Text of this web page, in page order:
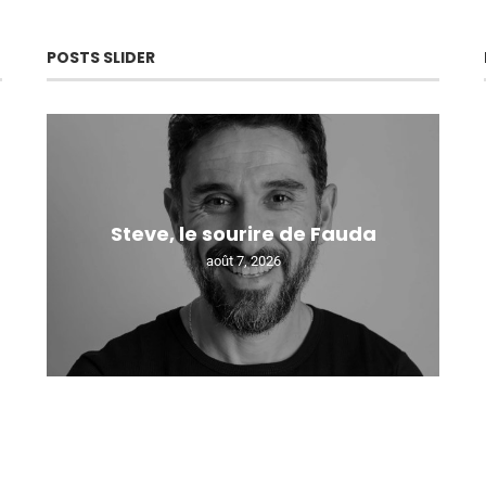
POSTS SLIDER
Steve, le sourire de Fauda
août 7, 2026